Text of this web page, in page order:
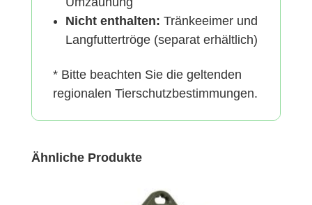
Nicht enthalten: Tränkeeimer und
Langfuttertröge (separat erhältlich)
* Bitte beachten Sie die geltenden
regionalen Tierschutzbestimmungen.
Ähnliche Produkte